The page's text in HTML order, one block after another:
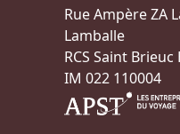
Rue Ampère ZA
Lamballe
RCS Saint Brieuc
IM 022 110004